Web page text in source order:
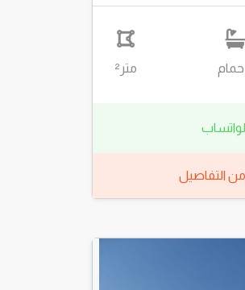
حمام متر²
من التفاصيل